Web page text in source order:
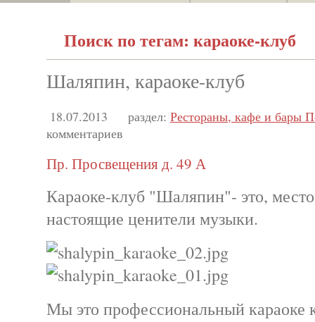
Поиск по тегам: караоке-клуб
Шаляпин, караоке-клуб
18.07.2013 раздел: Рестораны, кафе и бары
комментариев
Пр. Просвещения д. 49 А
Караоке-клуб "Шаляпин"- это,
настоящие ценители музыки.
Мы это профессиональный караоке